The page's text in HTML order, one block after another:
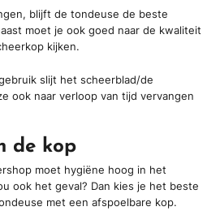
blijft de tondeuse de beste
moet je ook goed naar de kwaliteit
kijken.
slijt het scheerblad/de
ook naar verloop van tijd vervangen
de kop
moet hygiëne hoog in het
ook het geval? Dan kies je het beste
met een afspoelbare kop.